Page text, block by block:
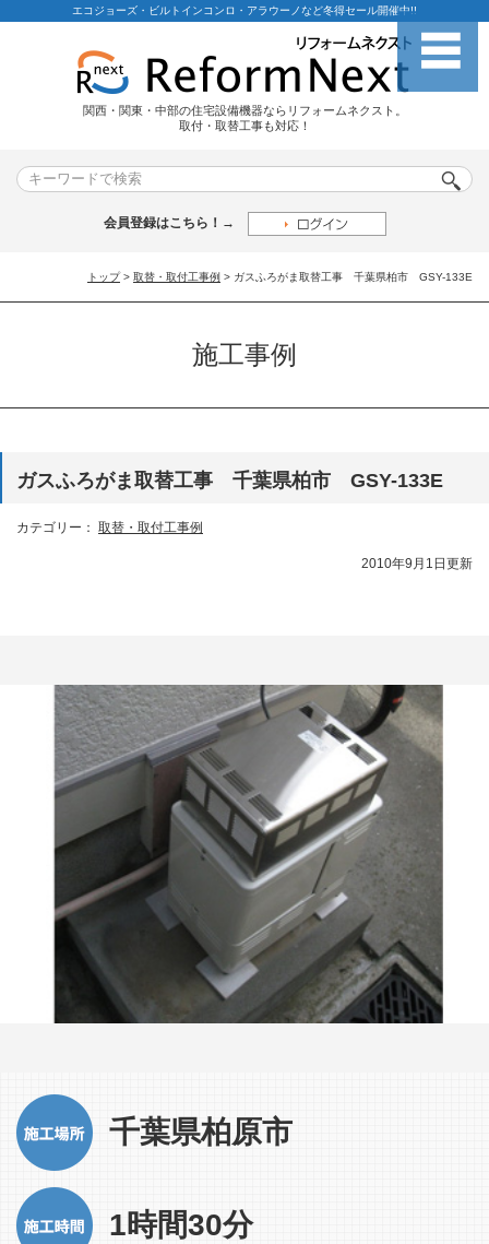
エコジョーズ・ビルトインコンロ・アラウーノなど冬得セール開催中!!
関西・関東・中部の住宅設備機器ならリフォームネクスト。
取付・取替工事も対応！
会員登録はこちら！→
トップ > 取替・取付工事例 > ガスふろがま取替工事 千葉県柏市 GSY-133E
施工事例
ガスふろがま取替工事 千葉県柏市 GSY-133E
カテゴリー： 取替・取付工事例
2010年9月1日更新
千葉県柏原市
1時間30分